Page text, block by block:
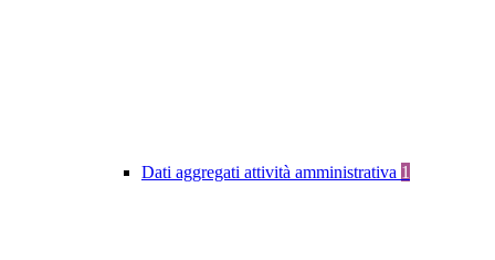
Dati aggregati attività amministrativa 1